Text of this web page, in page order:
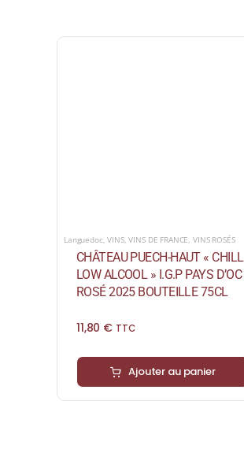
Languedoc ,VINS,VINS DE FRANCE ,VINS ROSÉS
CHÂTEAU PUECH-HAUT « CHILL
LOW ALCOOL » I.G.P PAYS D’OC
ROSÉ 2025 BOUTEILLE 75CL
11,80 € TTC
Ajouter au panier